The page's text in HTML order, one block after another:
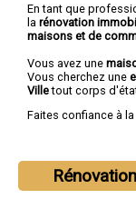
En tant que
la rénovation
maisons et de
Vous avez une
Vous cherchez une
Villetout corps
Faites confiance à la